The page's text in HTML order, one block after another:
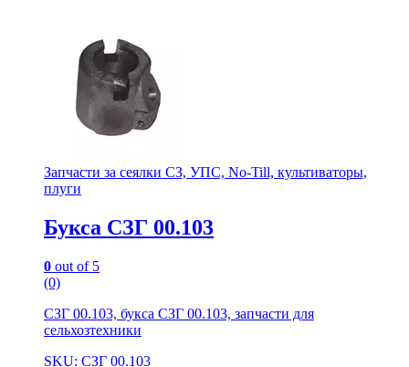
Запчасти за сеялки СЗ, УПС, No-Till, культиваторы,
плуги
Букса СЗГ 00.103
0 out of 5
(0)
СЗГ 00.103, букса СЗГ 00.103, запчасти для
сельхозтехники
SKU: СЗГ 00.103